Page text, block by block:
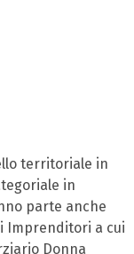
territoriale in
in
parte anche
Imprenditori a cui
Donna